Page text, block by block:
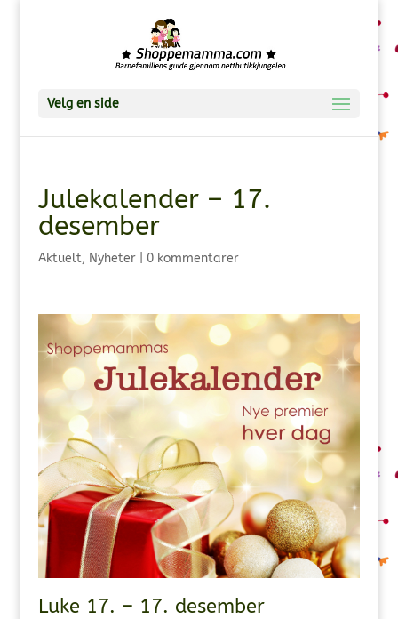
Velg en side
Julekalender – 17.
desember
Aktuelt, Nyheter| 0 kommentarer
Luke 17. – 17. desember